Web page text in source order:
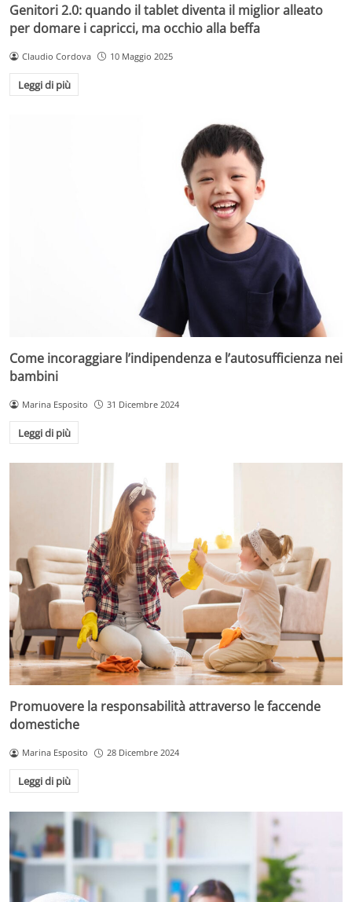
Genitori 2.0: quando il tablet diventa il miglior alleato
per domare i capricci, ma occhio alla beffa
Claudio Cordova 10 Maggio 2025
Leggi di più
Come incoraggiare l’indipendenza e l’autosufficienza nei
bambini
Marina Esposito 31 Dicembre 2024
Leggi di più
Promuovere la responsabilità attraverso le faccende
domestiche
Marina Esposito 28 Dicembre 2024
Leggi di più